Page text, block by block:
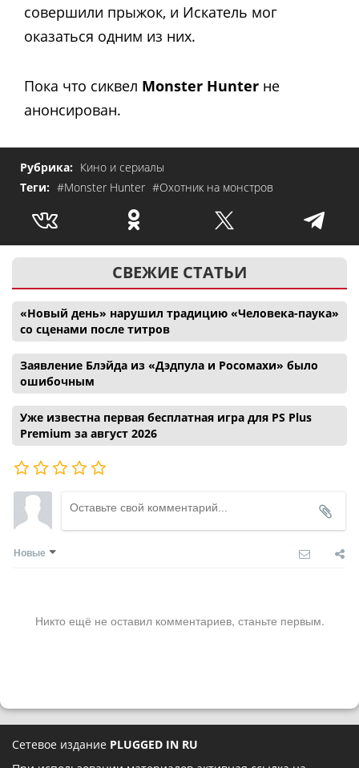
совершили прыжок, и Искатель мог
оказаться одним из них.
Пока что сиквел Monster Hunter не
анонсирован.
Рубрика: Кино и сериалы
Теги: #Monster Hunter #Охотник на монстров
СВЕЖИЕ СТАТЬИ
«Новый день» нарушил традицию «Человека-паука»
со сценами после титров
Заявление Блэйда из «Дэдпула и Росомахи» было
ошибочным
Уже известна первая бесплатная игра для PS Plus
Premium за август 2026
Новые
Никто ещё не оставил комментариев, станьте первым.
Сетевое издание PLUGGED IN RU